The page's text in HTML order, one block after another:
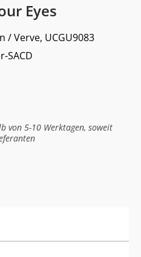
Eyes
/ Verve, UCGU9083
SACD
von 5-10 Werktagen, soweit